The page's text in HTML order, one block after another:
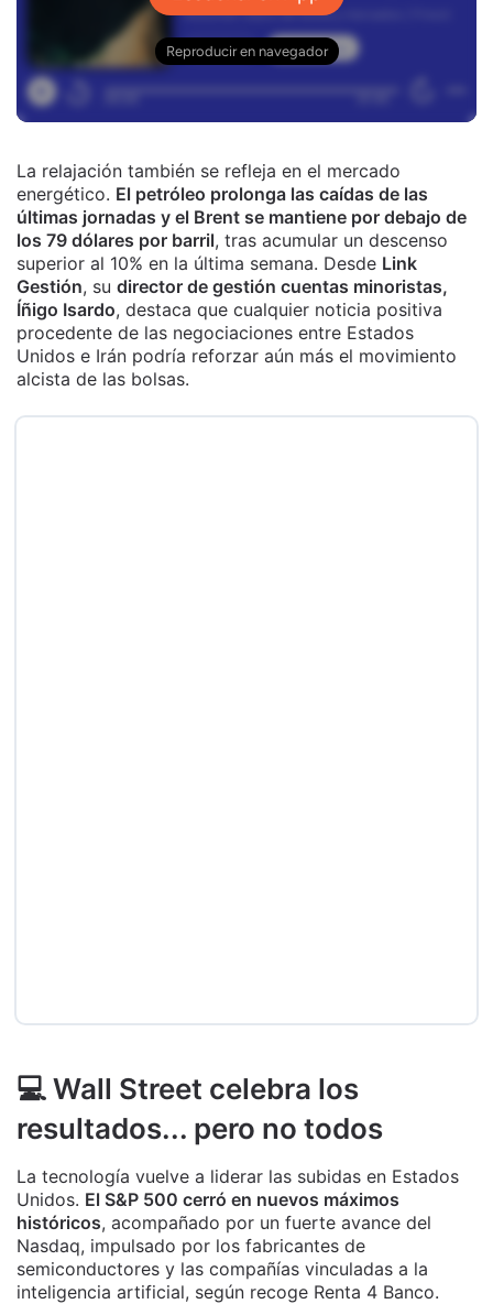
La relajación también se refleja en el mercado
energético. El petróleo prolonga las caídas de las
últimas jornadas y el Brent se mantiene por debajo de
los 79 dólares por barril, tras acumular un descenso
superior al 10% en la última semana. Desde Link
Gestión, su director de gestión cuentas minoristas,
Íñigo Isardo, destaca que cualquier noticia positiva
procedente de las negociaciones entre Estados
Unidos e Irán podría reforzar aún más el movimiento
alcista de las bolsas.
💻 Wall Street celebra los
resultados... pero no todos
La tecnología vuelve a liderar las subidas en Estados
Unidos. El S&P 500 cerró en nuevos máximos
históricos, acompañado por un fuerte avance del
Nasdaq, impulsado por los fabricantes de
semiconductores y las compañías vinculadas a la
inteligencia artificial, según recoge Renta 4 Banco.